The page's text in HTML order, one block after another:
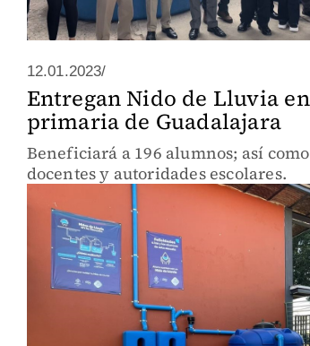
12.01.2023/
Entregan Nido de Lluvia en
primaria de Guadalajara
Beneficiará a 196 alumnos; así como
docentes y autoridades escolares.